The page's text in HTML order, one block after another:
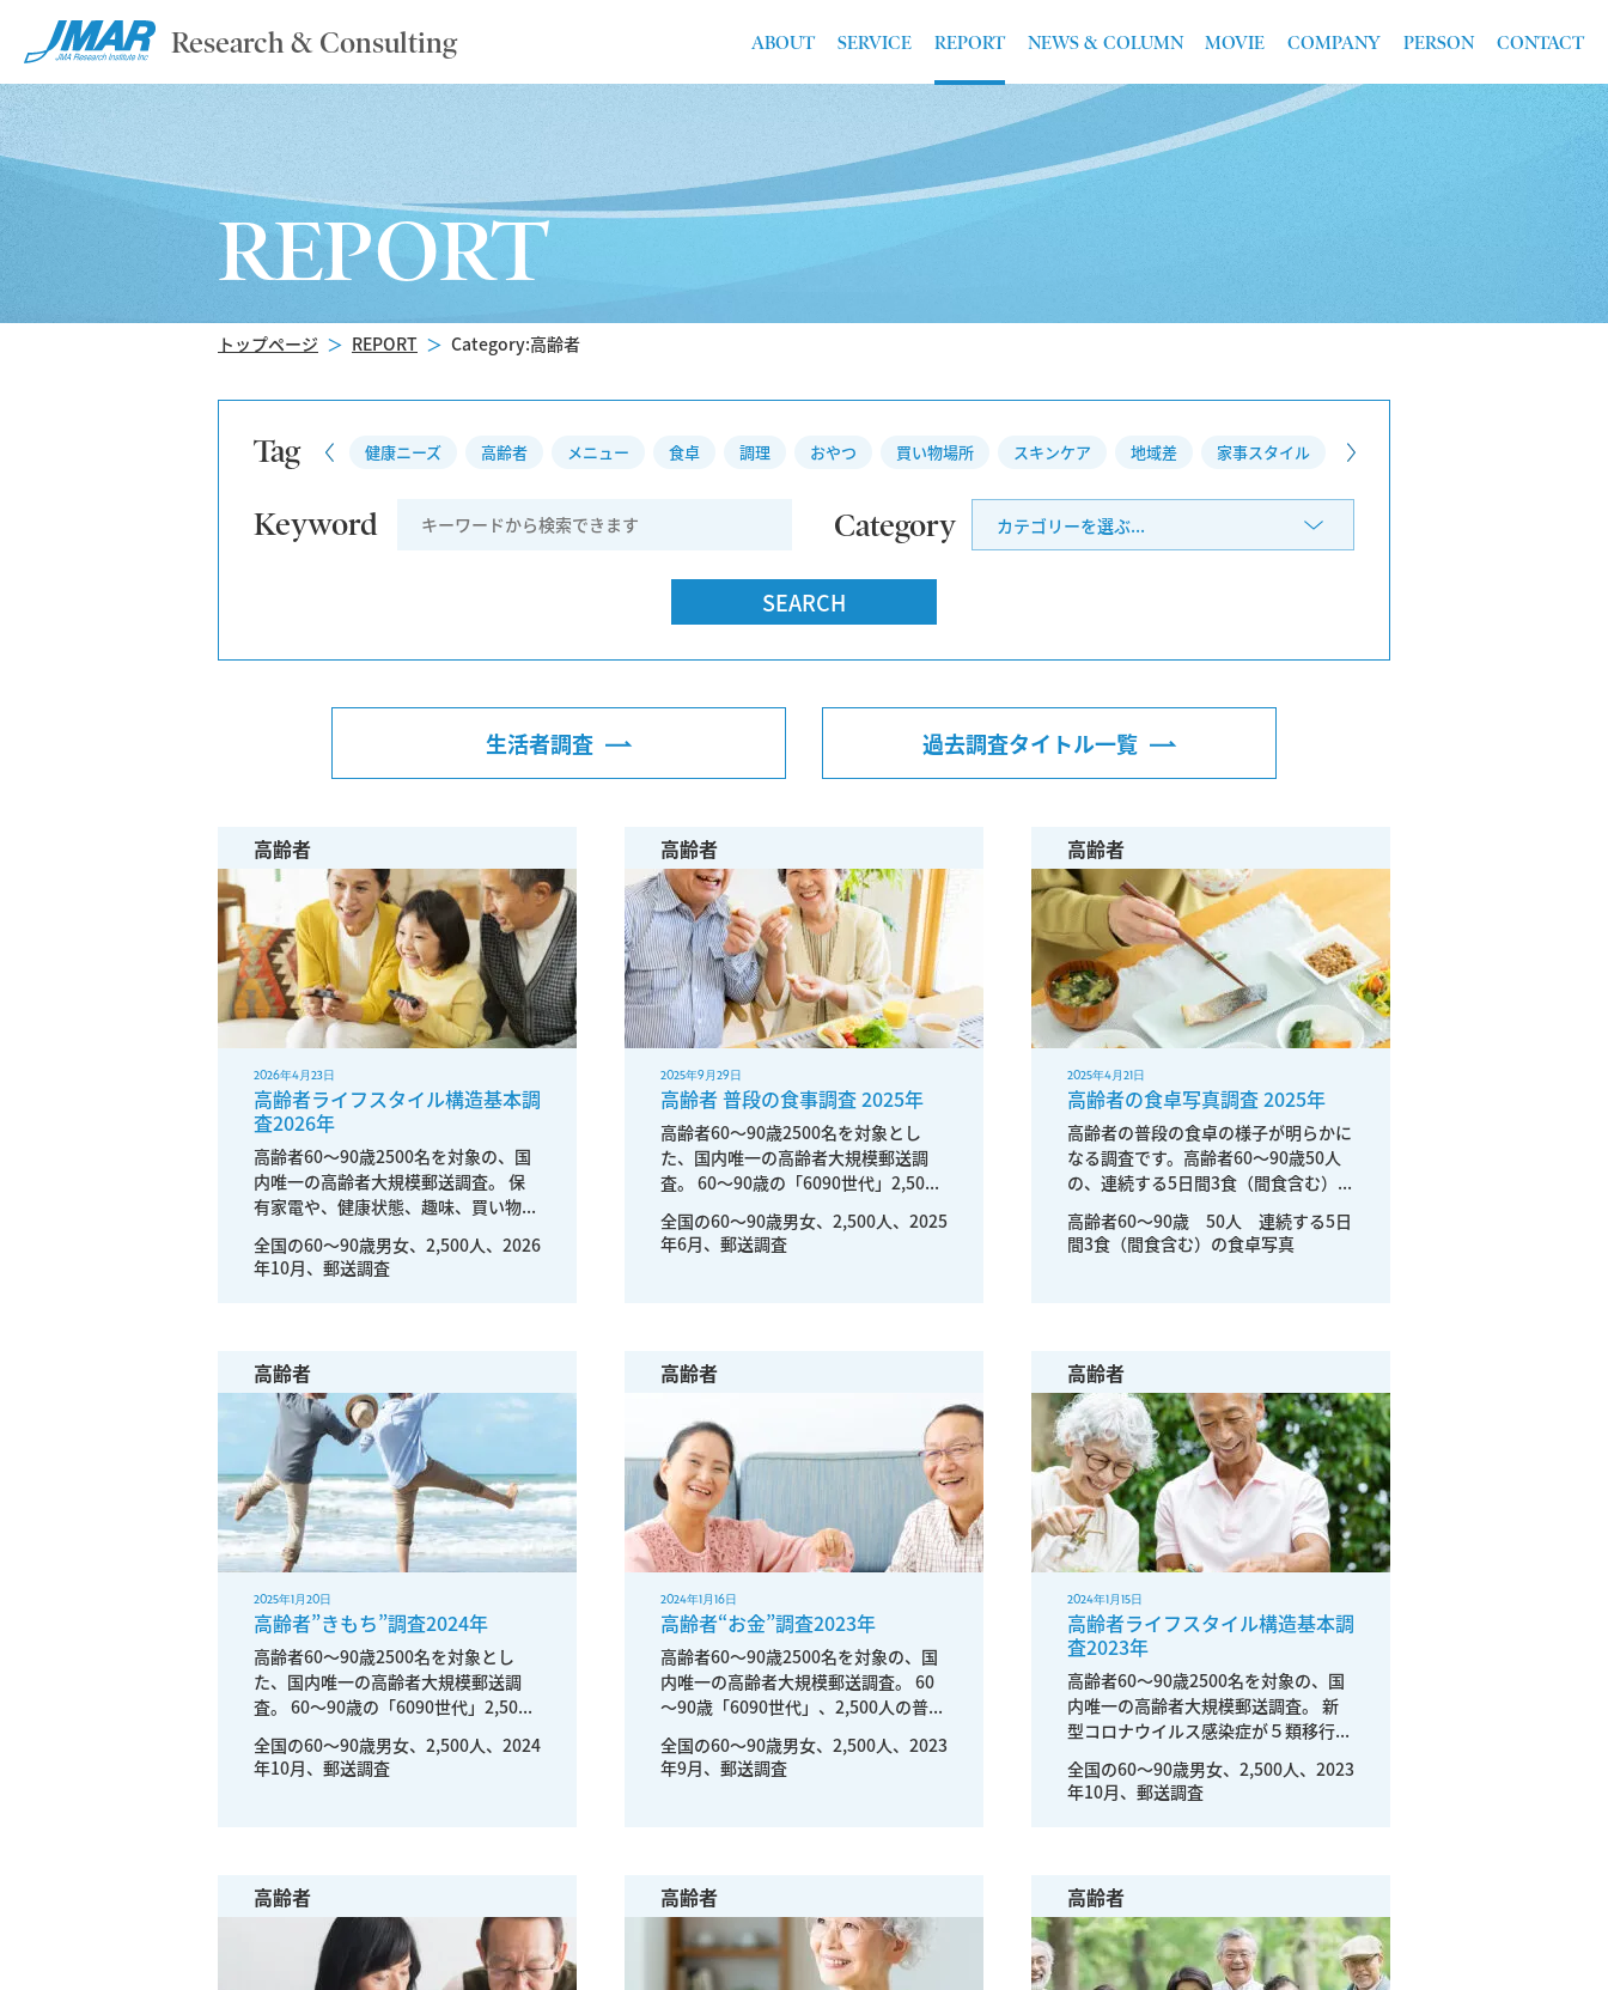
Research & Consulting ABOUT SERVICE REPORT NEWS & COLUMN MOVIE COMPANY PERSON CONTACT
REPORT
トップページ ＞ REPORT ＞ Category:高齢者
Tag 健康ニーズ 高齢者 メニュー 食卓 調理 おやつ 買い物場所 スキンケア 地域差 家事スタイル
Keyword Category カテゴリーを選ぶ...
生活者調査 過去調査タイトル一覧
高齢者
2026年4月23日
高齢者ライフスタイル構造基本調
査2026年
高齢者60～90歳2500名を対象の、国
内唯一の高齢者大規模郵送調査。 保
有家電や、健康状態、趣味、買い物...
全国の60〜90歳男女、2,500人、2026
年10月、郵送調査
高齢者
2025年9月29日
高齢者 普段の食事調査 2025年
高齢者60～90歳2500名を対象とし
た、国内唯一の高齢者大規模郵送調
査。 60～90歳の「6090世代」2,50...
全国の60〜90歳男女、2,500人、2025
年6月、郵送調査
高齢者
2025年4月21日
高齢者の食卓写真調査 2025年
高齢者の普段の食卓の様子が明らかに
なる調査です。高齢者60～90歳50人
の、連続する5日間3食（間食含む）...
高齢者60～90歳 50人 連続する5日
間3食（間食含む）の食卓写真
高齢者
2025年1月20日
高齢者”きもち”調査2024年
高齢者60～90歳2500名を対象とし
た、国内唯一の高齢者大規模郵送調
査。 60～90歳の「6090世代」2,50...
全国の60〜90歳男女、2,500人、2024
年10月、郵送調査
高齢者
2024年1月16日
高齢者“お金”調査2023年
高齢者60～90歳2500名を対象の、国
内唯一の高齢者大規模郵送調査。 60
～90歳「6090世代」、2,500人の普...
全国の60〜90歳男女、2,500人、2023
年9月、郵送調査
高齢者
2024年1月15日
高齢者ライフスタイル構造基本調
査2023年
高齢者60～90歳2500名を対象の、国
内唯一の高齢者大規模郵送調査。 新
型コロナウイルス感染症が５類移行...
全国の60〜90歳男女、2,500人、2023
年10月、郵送調査
高齢者 高齢者 高齢者